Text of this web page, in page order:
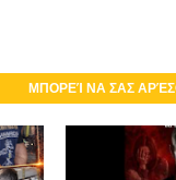
ΜΠΟΡΕΊ ΝΑ ΣΑΣ